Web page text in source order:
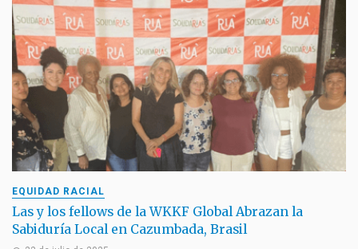
EQUIDAD RACIAL
Las y los fellows de la WKKF Global Abrazan la
Sabiduría Local en Cazumbada, Brasil